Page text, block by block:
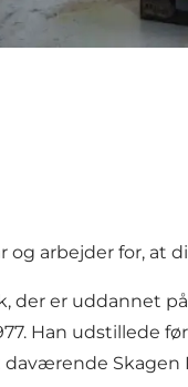
og arbejder for,
der er uddannet
Han udstillede
Skagen